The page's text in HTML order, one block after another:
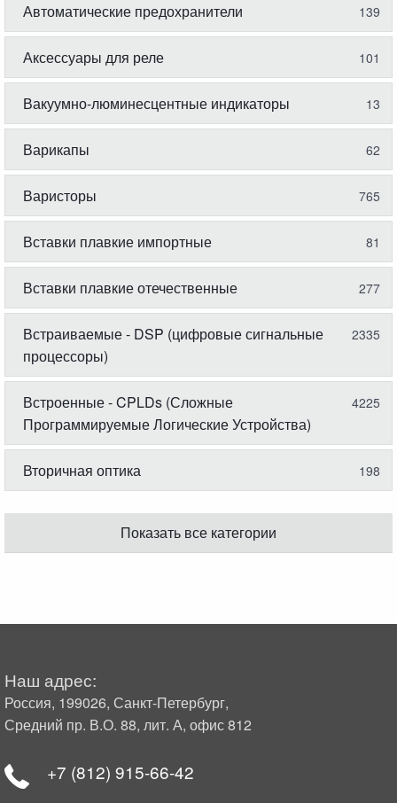
Автоматические предохранители 139
Аксессуары для реле 101
Вакуумно-люминесцентные индикаторы 13
Варикапы 62
Варисторы 765
Вставки плавкие импортные 81
Вставки плавкие отечественные 277
Встраиваемые - DSP (цифровые сигнальные
процессоры)
2335
Встроенные - CPLDs (Сложные
Программируемые Логические Устройства)
4225
Вторичная оптика 198
Показать все категории
Наш адрес:
Россия, 199026, Санкт-Петербург,
Средний пр. В.О. 88, лит. А, офис 812
+7 (812) 915-66-42